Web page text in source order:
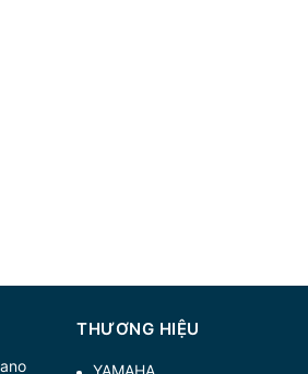
THƯƠNG HIỆU
YAMAHA